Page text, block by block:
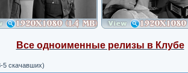
Все одноименные релизы в Клубе
5 скачавших)